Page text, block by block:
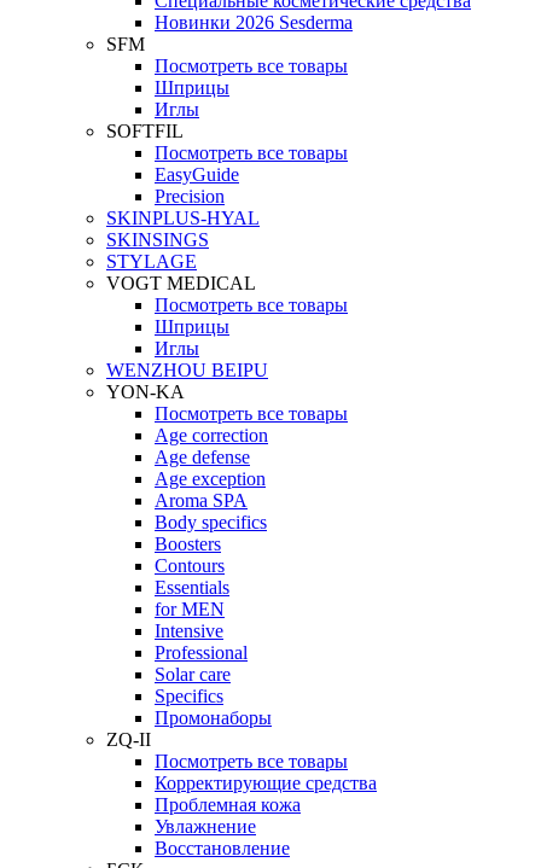
Новинки 2026 Sesderma
SFM
Посмотреть все товары
Шприцы
Иглы
SOFTFIL
Посмотреть все товары
EasyGuide
Precision
SKINPLUS-HYAL
SKINSINGS
STYLAGE
VOGT MEDICAL
Посмотреть все товары
Шприцы
Иглы
WENZHOU BEIPU
YON-KA
Посмотреть все товары
Age correction
Age defense
Age exception
Aroma SPA
Body specifics
Boosters
Contours
Essentials
for MEN
Intensive
Professional
Solar care
Specifics
Промонаборы
ZQ-II
Посмотреть все товары
Корректирующие средства
Проблемная кожа
Увлажнение
Восстановление